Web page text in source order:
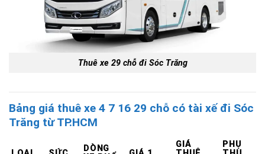
Thuê xe 29 chỗ đi Sóc Trăng
Bảng giá thuê xe 4 7 16 29 chỗ có tài xế đi Sóc
Trăng từ TP.HCM
DÒNG
GIÁ
PHỤ